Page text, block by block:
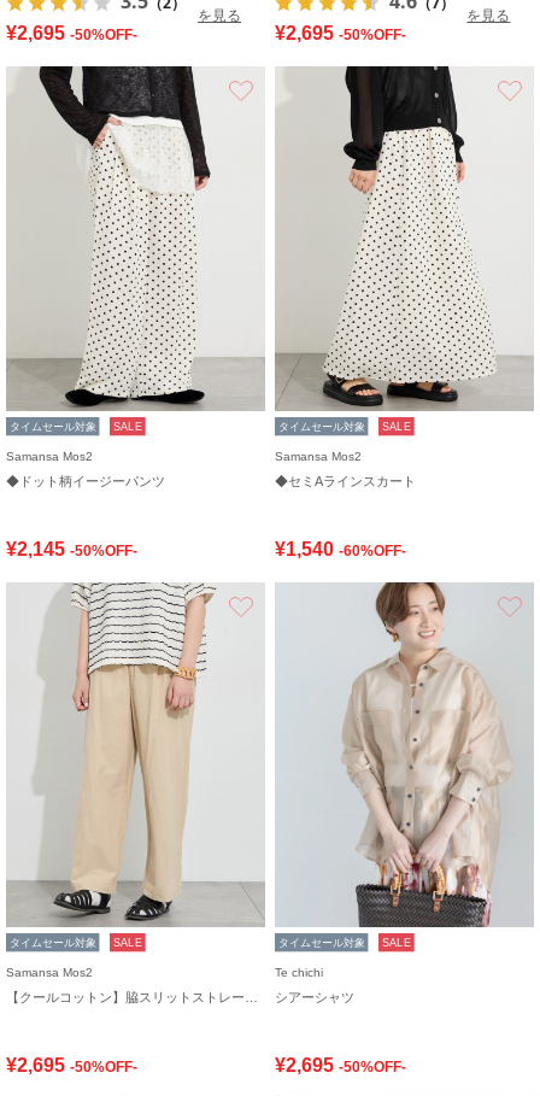
を見る
¥2,695 -50%OFF-
を見る
¥2,695 -50%OFF-
タイムセール対象 SALE
Samansa Mos2
◆ドット柄イージーパンツ
¥2,145 -50%OFF-
タイムセール対象 SALE
Samansa Mos2
◆セミAラインスカート
¥1,540 -60%OFF-
タイムセール対象 SALE
Samansa Mos2
¥2,695 -50%OFF-
タイムセール対象 SALE
Te chichi
シアーシャツ
¥2,695 -50%OFF-